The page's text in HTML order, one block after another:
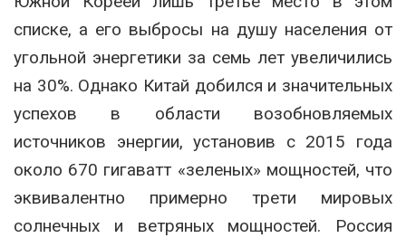
списке, а его выбросы на душу населения от
угольной энергетики за семь лет увеличились
на 30%. Однако Китай добился и значительных
успехов в области возобновляемых
источников энергии, установив с 2015 года
около 670 гигаватт «зеленых» мощностей, что
эквивалентно примерно трети мировых
солнечных и ветряных мощностей. Россия